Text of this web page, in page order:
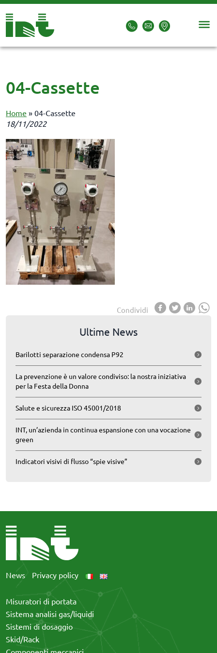
04-Cassette
Home » 04-Cassette
18/11/2022
Condividi
Ultime News
Barilotti separazione condensa P92
La prevenzione è un valore condiviso: la nostra iniziativa
per la Festa della Donna
Salute e sicurezza ISO 45001/2018
INT, un’azienda in continua espansione con una vocazione
green
Indicatori visivi di flusso “spie visive”
News Privacy policy
Misuratori di portata
Sistema analisi gas/liquidi
Sistemi di dosaggio
Skid/Rack